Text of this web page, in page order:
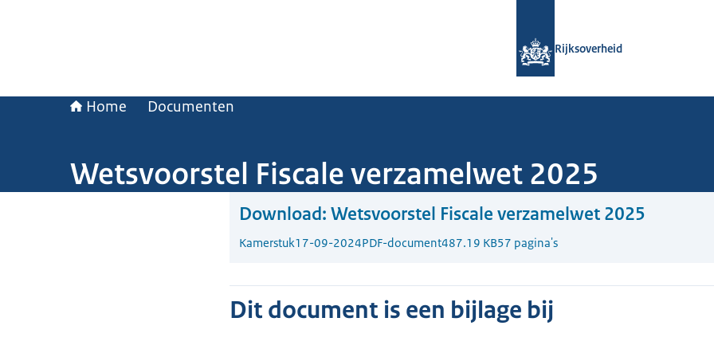
Rijksoverheid
Home Documenten
Wetsvoorstel Fiscale verzamelwet 2025
Download: Wetsvoorstel Fiscale verzamelwet 2025
Kamerstuk17-09-2024PDF-document487.19 KB57 pagina's
Dit document is een bijlage bij